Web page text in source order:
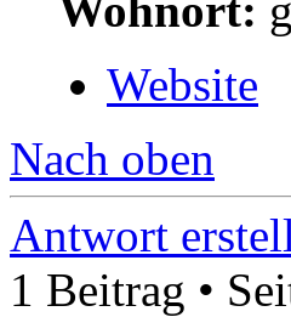
Website
Nach oben
Antwort
1 Beitrag •